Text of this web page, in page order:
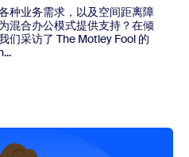
种业务需求，以及空间距离障
混合办公模式提供支持？在倾
们采访了 The Motley Fool 的
安全使用 Zoom